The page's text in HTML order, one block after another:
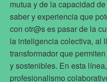
mutua y de la capacidad
saber y experiencia que
con otr@s es pasar de la
la inteligencia colectiva, al
transformador que
y sostenibles. En esta
profesionalismo